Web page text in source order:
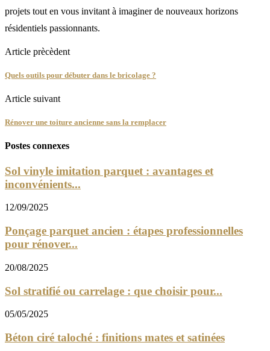
projets tout en vous invitant à imaginer de nouveaux horizons
résidentiels passionnants.
Article prècèdent
Quels outils pour débuter dans le bricolage ?
Article suivant
Rénover une toiture ancienne sans la remplacer
Postes connexes
Sol vinyle imitation parquet : avantages et
inconvénients...
12/09/2025
Ponçage parquet ancien : étapes professionnelles
pour rénover...
20/08/2025
Sol stratifié ou carrelage : que choisir pour...
05/05/2025
Béton ciré taloché : finitions mates et satinées